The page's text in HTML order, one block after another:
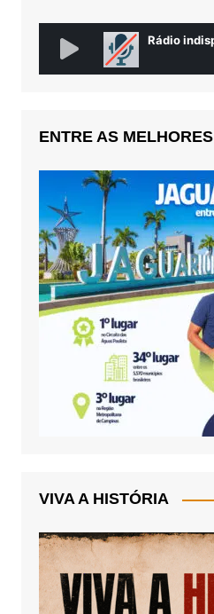
ENTRE AS MELHORES
VIVA A HISTÓRIA